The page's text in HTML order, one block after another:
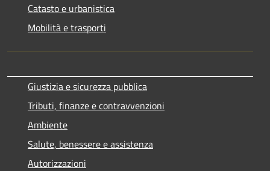
Catasto e urbanistica
Mobilità e trasporti
Giustizia e sicurezza pubblica
Tributi, finanze e contravvenzioni
Ambiente
Salute, benessere e assistenza
Autorizzazioni